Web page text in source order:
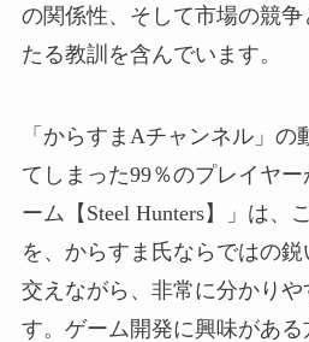
の関係性、そして市場の競
たる教訓を含んでいます。
「からすまAチャンネル」の
てしまった99％のプレイヤ
ーム【Steel Hunters】」は、
を、からすま氏ならではの
交えながら、非常に分かりや
す。ゲーム開発に興味があ